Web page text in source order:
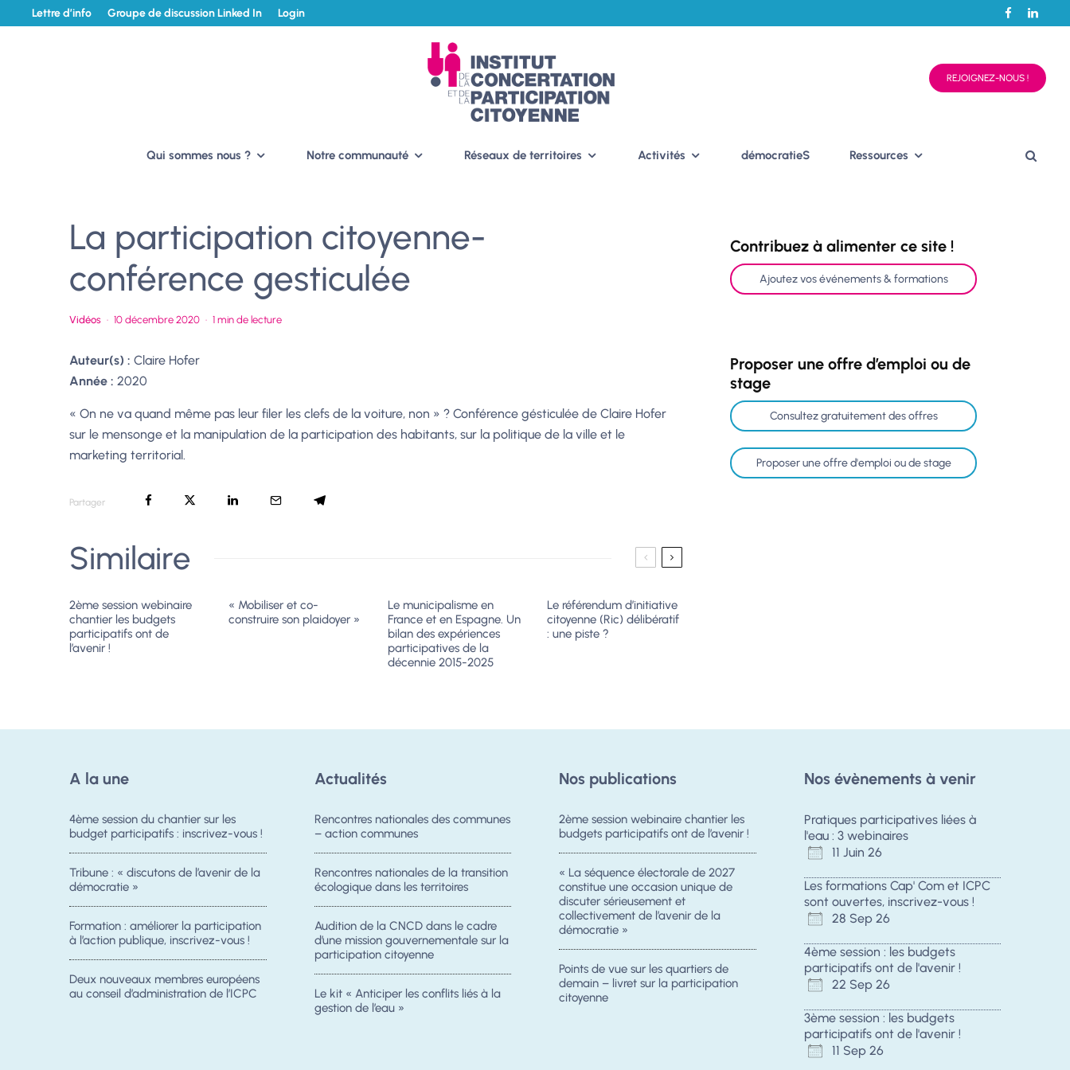
Lettre d’info Groupe de discussion Linked In Login
REJOIGNEZ-NOUS !
Qui sommes nous ? Notre communauté Réseaux de territoires Activités démocratieS Ressources
La participation citoyenne-
conférence gesticulée
Vidéos · 10 décembre 2020 · 1 min de lecture
Auteur(s) : Claire Hofer
Année : 2020
« On ne va quand même pas leur filer les clefs de la voiture, non » ? Conférence gésticulée de Claire Hofer
sur le mensonge et la manipulation de la participation des habitants, sur la politique de la ville et le
marketing territorial.
Partager
Similaire
2ème session webinaire
chantier les budgets
participatifs ont de
l’avenir !
« Mobiliser et co-
construire son plaidoyer »
Le municipalisme en
France et en Espagne. Un
bilan des expériences
participatives de la
décennie 2015-2025
Le référendum d’initiative
citoyenne (Ric) délibératif
: une piste ?
Contribuez à alimenter ce site !
Ajoutez vos événements & formations
Proposer une offre d’emploi ou de
stage
Consultez gratuitement des offres
Proposer une offre d'emploi ou de stage
A la une
4ème session du chantier sur les
budget participatifs : inscrivez-vous !
Tribune : « discutons de l’avenir de la
démocratie »
Formation : améliorer la participation
à l’action publique, inscrivez-vous !
Deux nouveaux membres européens
au conseil d’administration de l’ICPC
Actualités
Rencontres nationales des communes
– action communes
Rencontres nationales de la transition
écologique dans les territoires
Audition de la CNCD dans le cadre
d’une mission gouvernementale sur la
participation citoyenne
Le kit « Anticiper les conflits liés à la
gestion de l’eau »
Nos publications
2ème session webinaire chantier les
budgets participatifs ont de l’avenir !
« La séquence électorale de 2027
constitue une occasion unique de
discuter sérieusement et
collectivement de l’avenir de la
démocratie »
Points de vue sur les quartiers de
demain – livret sur la participation
citoyenne
Nos évènements à venir
Pratiques participatives liées à
l'eau : 3 webinaires
11 Juin 26
Les formations Cap' Com et ICPC
sont ouvertes, inscrivez-vous !
28 Sep 26
4ème session : les budgets
participatifs ont de l'avenir !
22 Sep 26
3ème session : les budgets
participatifs ont de l'avenir !
11 Sep 26